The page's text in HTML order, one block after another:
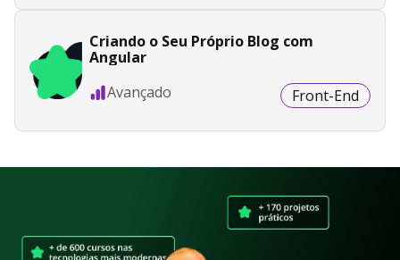
Criando o Seu Próprio Blog com
Angular
Avançado
Front-End